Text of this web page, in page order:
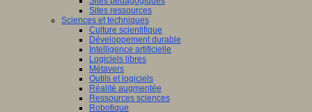
Sites ressources
Sciences et techniques
Culture scientifique
Développement durable
Intelligence artificielle
Logiciels libres
Métavers
Outils et logiciels
Réalité augmentée
Ressources sciences
Robotique